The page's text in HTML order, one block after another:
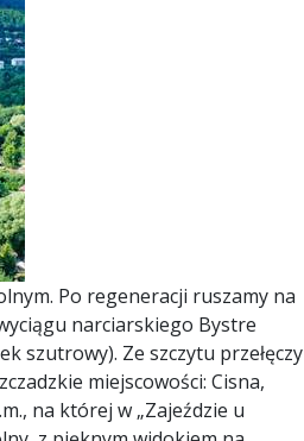
Po regeneracji ruszamy na
narciarskiego Bystre
szutrowy). Ze szczytu przełęczy
miejscowości: Cisna,
na której w „Zajeździe u